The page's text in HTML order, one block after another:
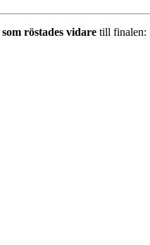
som röstades vidare till finalen: